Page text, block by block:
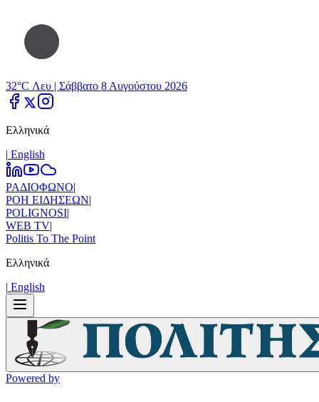
32°C Λευ | Σάββατο 8 Αυγούστου 2026
Ελληνικά
| Εnglish
ΡΑΔΙΟΦΩΝΟ|
ΡΟΗ ΕΙΔΗΣΕΩΝ|
POLIGNOSI|
WEB TV|
Politis To The Point
Ελληνικά
| Εnglish
Powered by